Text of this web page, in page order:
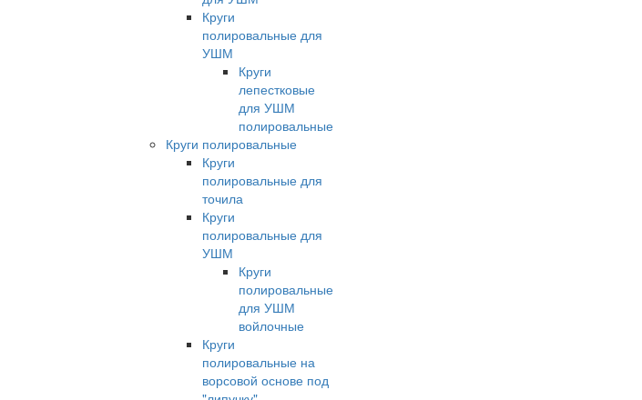
Круги
полировальные для
УШМ
Круги
лепестковые
для УШМ
полировальные
Круги полировальные
Круги
полировальные для
точила
Круги
полировальные для
УШМ
Круги
полировальные
для УШМ
войлочные
Круги
полировальные на
ворсовой основе под